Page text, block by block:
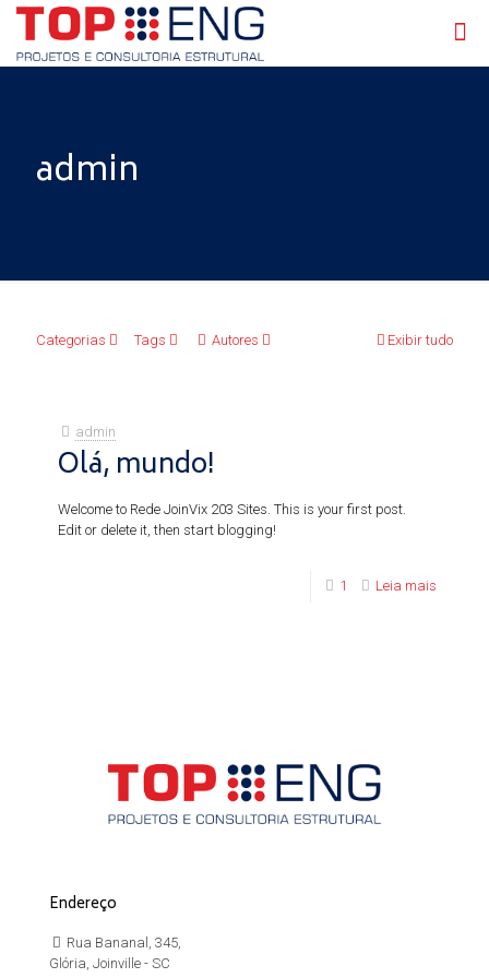
admin
Categorias Tags Autores Exibir tudo
admin
Olá, mundo!
Welcome to Rede JoinVix 203 Sites. This is your first post.
Edit or delete it, then start blogging!
1 Leia mais
Endereço
Rua Bananal, 345,
Glória, Joinville - SC